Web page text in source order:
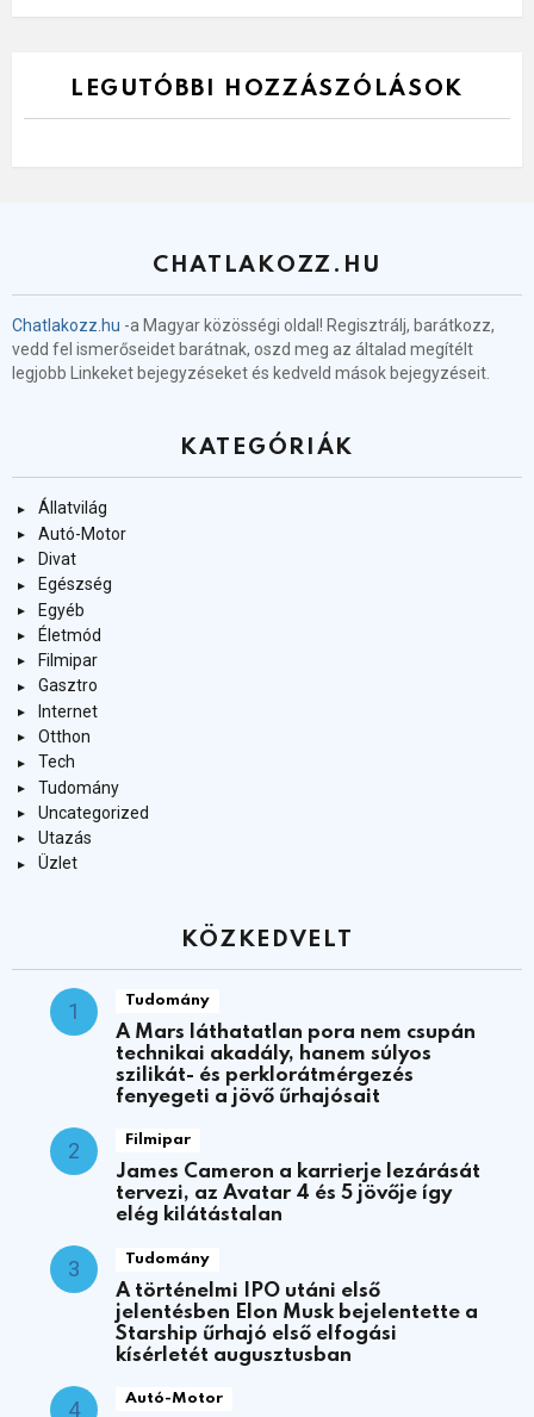
LEGUTÓBBI HOZZÁSZÓLÁSOK
CHATLAKOZZ.HU
Chatlakozz.hu -a Magyar közösségi oldal! Regisztrálj, barátkozz,
vedd fel ismerőseidet barátnak, oszd meg az általad megítélt
legjobb Linkeket bejegyzéseket és kedveld mások bejegyzéseit.
KATEGÓRIÁK
Állatvilág
Autó-Motor
Divat
Egészség
Egyéb
Életmód
Filmipar
Gasztro
Internet
Otthon
Tech
Tudomány
Uncategorized
Utazás
Üzlet
KÖZKEDVELT
Tudomány
A Mars láthatatlan pora nem csupán
technikai akadály, hanem súlyos
szilikát- és perklorátmérgezés
fenyegeti a jövő űrhajósait
Filmipar
James Cameron a karrierje lezárását
tervezi, az Avatar 4 és 5 jövője így
elég kilátástalan
Tudomány
A történelmi IPO utáni első
jelentésben Elon Musk bejelentette a
Starship űrhajó első elfogási
kísérletét augusztusban
Autó-Motor